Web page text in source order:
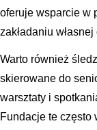
oferuje wsparcie w
zakładaniu
Warto również
skierowane do
warsztaty i
Fundacje te często